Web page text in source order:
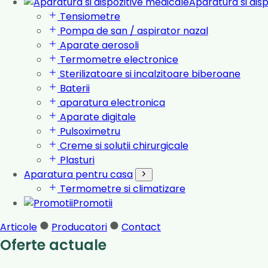
Tensiometre
Pompa de san / aspirator nazal
Aparate aerosoli
Termometre electronice
Sterilizatoare si incalzitoare biberoane
Baterii
aparatura electronica
Aparate digitale
Pulsoximetru
Creme si solutii chirurgicale
Plasturi
Aparatura pentru casa
Termometre si climatizare
Promotii
Articole
Producatori Contact
Oferte actuale